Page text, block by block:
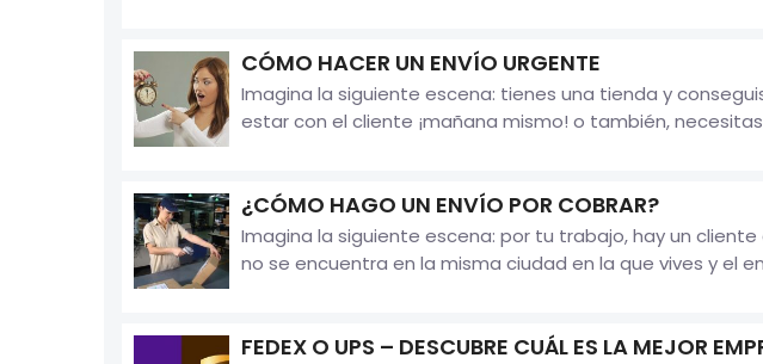
CÓMO HACER UN ENVÍO URGENTE
Imagina la siguiente escena: tienes una tienda y
estar con el cliente ¡mañana mismo! o también,
¿CÓMO HAGO UN ENVÍO POR COBRAR?
Imagina la siguiente escena: por tu trabajo, hay un
no se encuentra en la misma ciudad en la que vives y el
FEDEX O UPS – DESCUBRE CUÁL ES LA MEJOR